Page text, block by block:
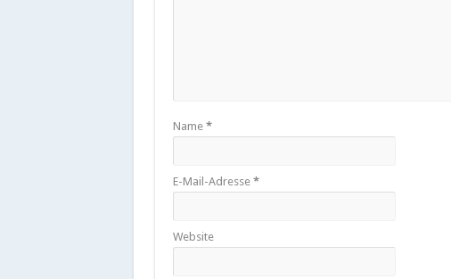
Name *
E-Mail-Adresse *
Website